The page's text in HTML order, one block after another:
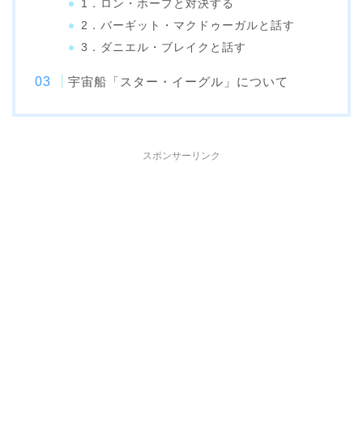
1．ロン・ホープと対決する
2．バーギット・マクドゥーガルと話す
3．ダニエル・ブレイクと話す
宇宙船「スター・イーグル」について
スポンサーリンク